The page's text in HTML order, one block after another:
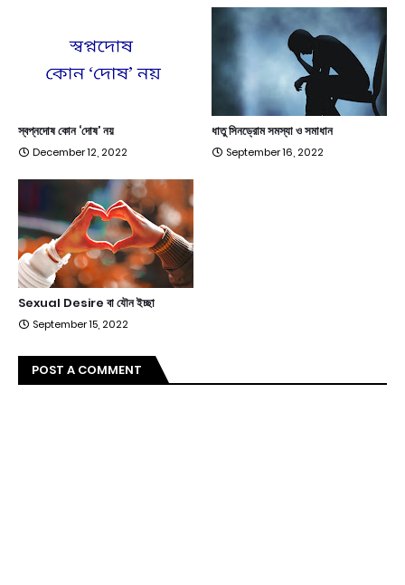
স্বপ্নদোষ কোন ‘দোষ’ নয়
December 12, 2022
ধাতু সিনড্রোম সমস্যা ও সমাধান
September 16, 2022
Sexual Desire বা যৌন ইচ্ছা
September 15, 2022
POST A COMMENT